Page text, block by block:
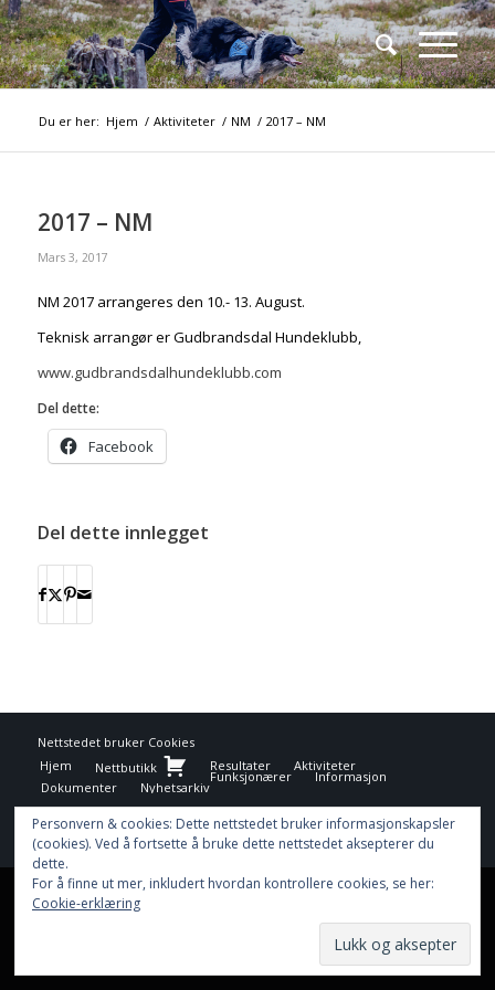
Du er her: Hjem / Aktiviteter / NM / 2017 – NM
2017 – NM
Mars 3, 2017
NM 2017 arrangeres den 10.- 13. August.
Teknisk arrangør er Gudbrandsdal Hundeklubb,
www.gudbrandsdalhundeklubb.com
Del dette:
Facebook
Del dette innlegget
Nettstedet bruker Cookies
Hjem
Nettbutikk Resultater Aktiviteter
Funksjonærer Informasjon
Dokumenter Nyhetsarkiv
This site uses cookies. By continuing to browse the site, you are
Learn more
Personvern & cookies: Dette nettstedet bruker informasjonskapsler
(cookies). Ved å fortsette å bruke dette nettstedet aksepterer du
dette.
For å finne ut mer, inkludert hvordan kontrollere cookies, se her:
Cookie-erklæring